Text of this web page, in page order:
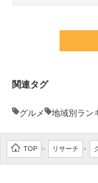
モノづくり技術者
エネルギーの専門メ
建設×テクノロジー
関連タグ
グルメ 地域別ラン
TOP > リサーチ >